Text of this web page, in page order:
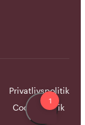
Privatlivspolitik
Cookiepolitik